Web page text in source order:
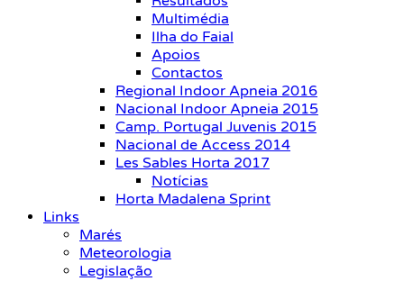
Multimédia
Ilha do Faial
Apoios
Contactos
Regional Indoor Apneia 2016
Nacional Indoor Apneia 2015
Camp. Portugal Juvenis 2015
Nacional de Access 2014
Les Sables Horta 2017
Notícias
Horta Madalena Sprint
Links
Marés
Meteorologia
Legislação